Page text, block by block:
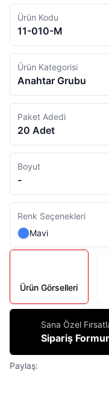
Ürün Kodu
11-010-M
Ürün Kategorisi
Anahtar Grubu
Paket Adedi
20 Adet
Boyut
-
Renk Seçenekleri
Mavi
Ürün Görselleri
Sana Özel
Sipariş
Paylaş: